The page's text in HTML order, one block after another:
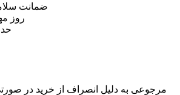
ضمانت
7 روز
حداکثر